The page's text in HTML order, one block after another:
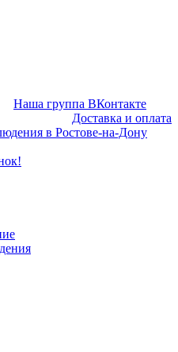
Наша группа ВКонтакте
Доставка и оплата